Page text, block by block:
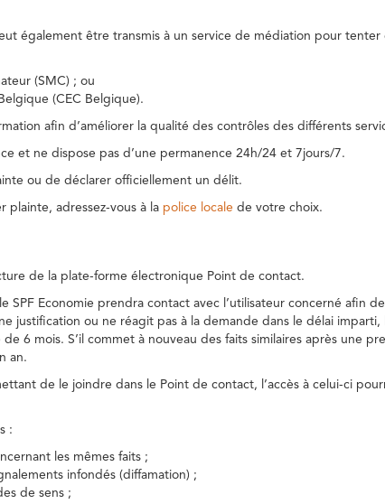
également être transmis à un service de médiation pour
(SMC) ; ou
(CEC Belgique).
afin d’améliorer la qualité des contrôles des différents
et ne dispose pas d’une permanence 24h/24 et 7jours/7.
ou de déclarer officiellement un délit.
plainte, adressez-vous à la police locale de votre choix.
de la plate-forme électronique Point de contact.
SPF Economie prendra contact avec l’utilisateur concerné afin
justification ou ne réagit pas à la demande dans le délai imparti,
6 mois. S’il commet à nouveau des faits similaires après une
an.
de le joindre dans le Point de contact, l’accès à celui-ci
:
les mêmes faits ;
infondés (diffamation) ;
de sens ;